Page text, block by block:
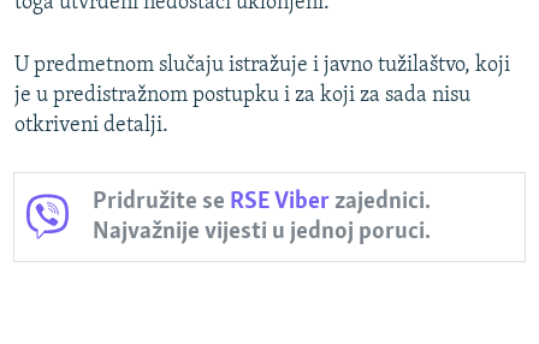
U predmetnom slučaju istražuje i javno tužilaštvo, koji
je u predistražnom postupku i za koji za sada nisu
otkriveni detalji.
Pridružite se RSE Viberzajednici.
Najvažnije vijesti u jednoj poruci.